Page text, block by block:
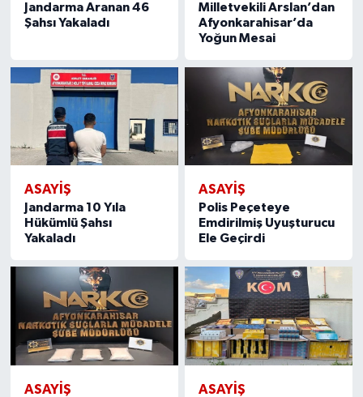
Jandarma Aranan 46
Şahsı Yakaladı
Milletvekili Arslan’dan
Afyonkarahisar’da
Yoğun Mesai
ASAYIŞ
Jandarma 10 Yıla
Hükümlü Şahsı
Yakaladı
ASAYIŞ
Polis Peçeteye
Emdirilmiş Uyuşturucu
Ele Geçirdi
ASAYIŞ ASAYIŞ